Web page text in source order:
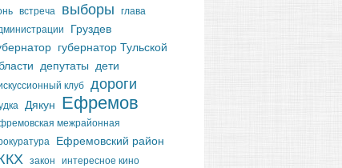
встреча выборы
глава
Груздев
губернатор Тульской
депутаты дети
клуб дороги
Дякун Ефремов
межрайонная
Ефремовский район
закон интересное кино